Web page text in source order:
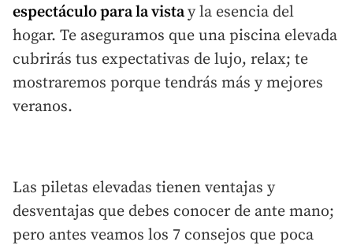
espectáculo para la vistay la esencia del
hogar. Te aseguramos que una piscina elevada
cubrirás tus expectativas de lujo, relax; te
mostraremos porque tendrás más y mejores
veranos.
Las piletas elevadas tienen ventajas y
desventajas que debes conocer de ante mano;
pero antes veamos los 7 consejos que poca